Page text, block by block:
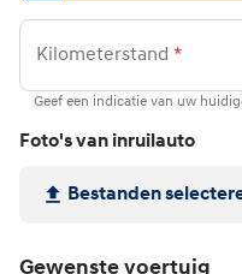
Kilometerstand *
Geef een indicatie van uw
Foto's van inruilauto
Bestanden
Gewenste voertuig